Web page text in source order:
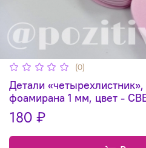
(0)
Детали
фоамирана 1 мм, цвет -
180 ₽